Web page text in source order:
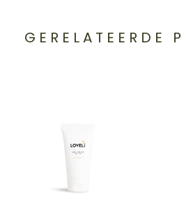
GERELATEERDE